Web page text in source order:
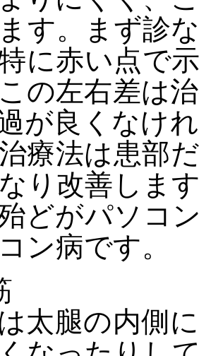
す。まず診
に赤い点で
の左右差は
が良くなけ
療法は患部
り改善しま
どがパソコ
ン病です。
太腿の内側